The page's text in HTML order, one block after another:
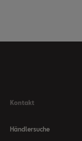
Kontakt
Händlersuche